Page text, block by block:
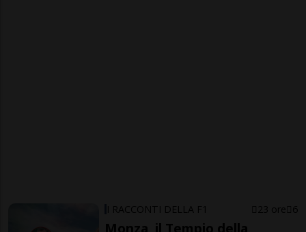
I RACCONTI DELLA F1 23 ore 6
Monza, il Tempio della